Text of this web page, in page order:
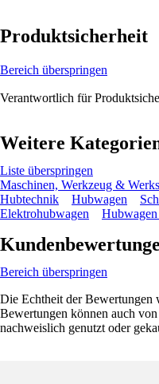
Produktsicherheit
Bereich überspringen
Verantwortlich für
Weitere
Liste überspringen
Maschinen, Werkzeug &
Hubtechnik
Hubwagen
Elektrohubwagen
Bereich überspringen
Die Echtheit der Bewertungen
Bewertungen können auch
nachweislich genutzt oder